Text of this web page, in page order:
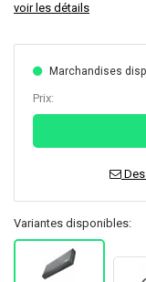
voir les détails
Marchandises
Prix:
Variantes disponibles: